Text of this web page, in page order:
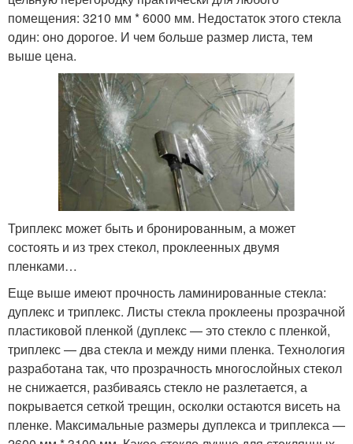
помещения: 3210 мм * 6000 мм. Недостаток этого стекла
один: оно дорогое. И чем больше размер листа, тем
выше цена.
Триплекс может быть и бронированным, а может
состоять и из трех стекол, проклеенных двумя
пленками…
Еще выше имеют прочность ламинированные стекла:
дуплекс и триплекс. Листы стекла проклеены прозрачной
пластиковой пленкой (дуплекс — это стекло с пленкой,
триплекс — два стекла и между ними пленка. Технология
разработана так, что прозрачность многослойных стекол
не снижается, разбиваясь стекло не разлетается, а
покрывается сеткой трещин, осколки остаются висеть на
пленке. Максимальные размеры дуплекса и триплекса —